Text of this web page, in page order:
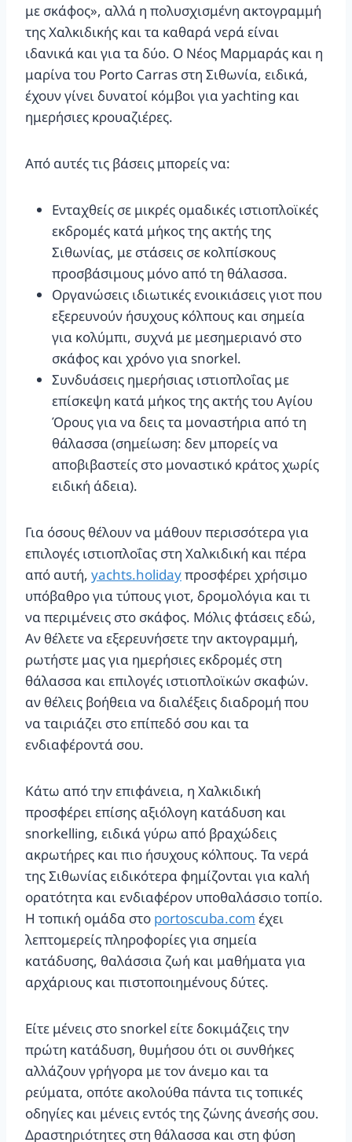
με σκάφος», αλλά η πολυσχισμένη ακτογραμμή
της Χαλκιδικής και τα καθαρά νερά είναι
ιδανικά και για τα δύο. Ο Νέος Μαρμαράς και η
μαρίνα του Porto Carras στη Σιθωνία, ειδικά,
έχουν γίνει δυνατοί κόμβοι για yachting και
ημερήσιες κρουαζιέρες.
Από αυτές τις βάσεις μπορείς να:
Ενταχθείς σε μικρές ομαδικές ιστιοπλοϊκές
εκδρομές κατά μήκος της ακτής της
Σιθωνίας, με στάσεις σε κολπίσκους
προσβάσιμους μόνο από τη θάλασσα.
Οργανώσεις ιδιωτικές ενοικιάσεις γιοτ που
εξερευνούν ήσυχους κόλπους και σημεία
για κολύμπι, συχνά με μεσημεριανό στο
σκάφος και χρόνο για snorkel.
Συνδυάσεις ημερήσιας ιστιοπλοΐας με
επίσκεψη κατά μήκος της ακτής του Αγίου
Όρους για να δεις τα μοναστήρια από τη
θάλασσα (σημείωση: δεν μπορείς να
αποβιβαστείς στο μοναστικό κράτος χωρίς
ειδική άδεια).
Για όσους θέλουν να μάθουν περισσότερα για
επιλογές ιστιοπλοΐας στη Χαλκιδική και πέρα
από αυτή, yachts.holidayπροσφέρει χρήσιμο
υπόβαθρο για τύπους γιοτ, δρομολόγια και τι
να περιμένεις στο σκάφος. Μόλις φτάσεις εδώ,
Αν θέλετε να εξερευνήσετε την ακτογραμμή,
ρωτήστε μας για ημερήσιες εκδρομές στη
θάλασσα και επιλογές ιστιοπλοϊκών σκαφών.
αν θέλεις βοήθεια να διαλέξεις διαδρομή που
να ταιριάζει στο επίπεδό σου και τα
ενδιαφέροντά σου.
Κάτω από την επιφάνεια, η Χαλκιδική
προσφέρει επίσης αξιόλογη κατάδυση και
snorkelling, ειδικά γύρω από βραχώδεις
ακρωτήρες και πιο ήσυχους κόλπους. Τα νερά
της Σιθωνίας ειδικότερα φημίζονται για καλή
ορατότητα και ενδιαφέρον υποθαλάσσιο τοπίο.
Η τοπική ομάδα στο portoscuba.com έχει
λεπτομερείς πληροφορίες για σημεία
κατάδυσης, θαλάσσια ζωή και μαθήματα για
αρχάριους και πιστοποιημένους δύτες.
Είτε μένεις στο snorkel είτε δοκιμάζεις την
πρώτη κατάδυση, θυμήσου ότι οι συνθήκες
αλλάζουν γρήγορα με τον άνεμο και τα
ρεύματα, οπότε ακολούθα πάντα τις τοπικές
οδηγίες και μένεις εντός της ζώνης άνεσής σου.
Δραστηριότητες στη θάλασσα και στη φύση